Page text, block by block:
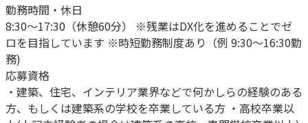
勤務時間・休日
8:30～17:30（休憩60分） ※残業はDX化を進めることでゼ
ロを目指しています ※時短勤務制度あり（例 9:30～16:30勤
務)
応募資格
・建築、住宅、インテリア業界などで何かしらの経験のある
方、もしくは建築系の学校を卒業している方 ・高校卒業以